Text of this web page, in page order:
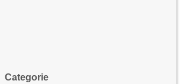
Categorie